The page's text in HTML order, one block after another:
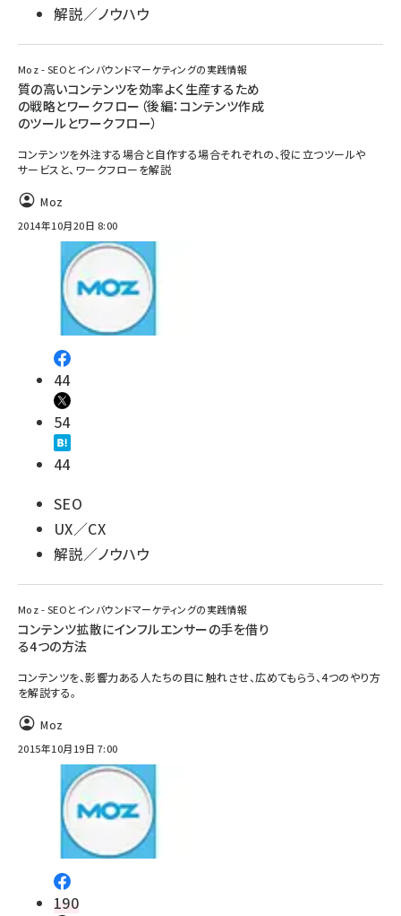
解説／ノウハウ
Moz - SEOとインバウンドマーケティングの実践情報
質の高いコンテンツを効率よく生産するため
の戦略とワークフロー（後編：コンテンツ作成
のツールとワークフロー）
コンテンツを外注する場合と自作する場合それぞれの、役に立つツールや
サービスと、ワークフローを解説
Moz
2014年10月20日 8:00
44
54
44
SEO
UX／CX
解説／ノウハウ
Moz - SEOとインバウンドマーケティングの実践情報
コンテンツ拡散にインフルエンサーの手を借り
る4つの方法
コンテンツを、影響力ある人たちの目に触れさせ、広めてもらう、4つのやり方
を解説する。
Moz
2015年10月19日 7:00
190